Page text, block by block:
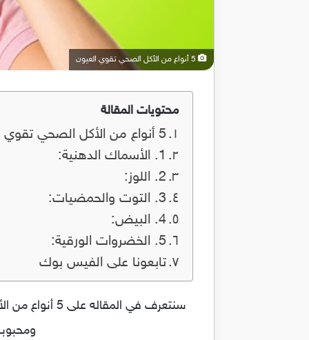
محتويات المقالة
5 أنواع من الأكل الصحي تقوي العيون
1. الأسماك الدهنية:
2. اللوز:
3. التوت والحمضيات:
4. البيض:
5. الخضروات الورقية:
تابعونا على الفيس بوك
سنتعرف في